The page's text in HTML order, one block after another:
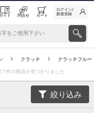
ガイド 問合せ カート
ログイン/
新規登録
クラッチ クラッチフルー
7件の商品が見つかりました
絞り込み